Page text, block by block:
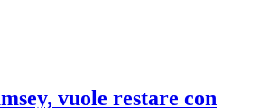
vuole restare con